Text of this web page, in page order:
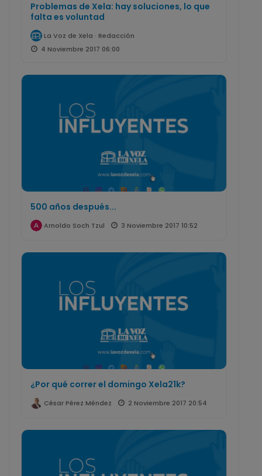
Problemas de Xela: hay soluciones, lo que
falta es voluntad
La Voz de Xela · Redacción
4 Noviembre 2017 06:00
500 años después...
Arnoldo Soch Tzul 3 Noviembre 2017 10:52
¿Por qué correr el domingo Xela21k?
César Pérez Méndez 2 Noviembre 2017 20:54